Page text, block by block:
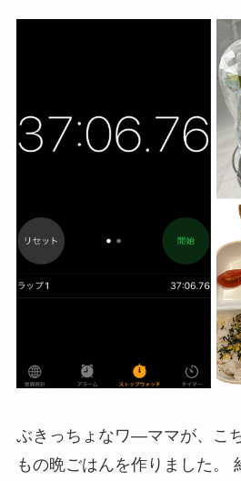
ぶきっちょなワ―ママが、こ
もの晩ごはんを作りました。